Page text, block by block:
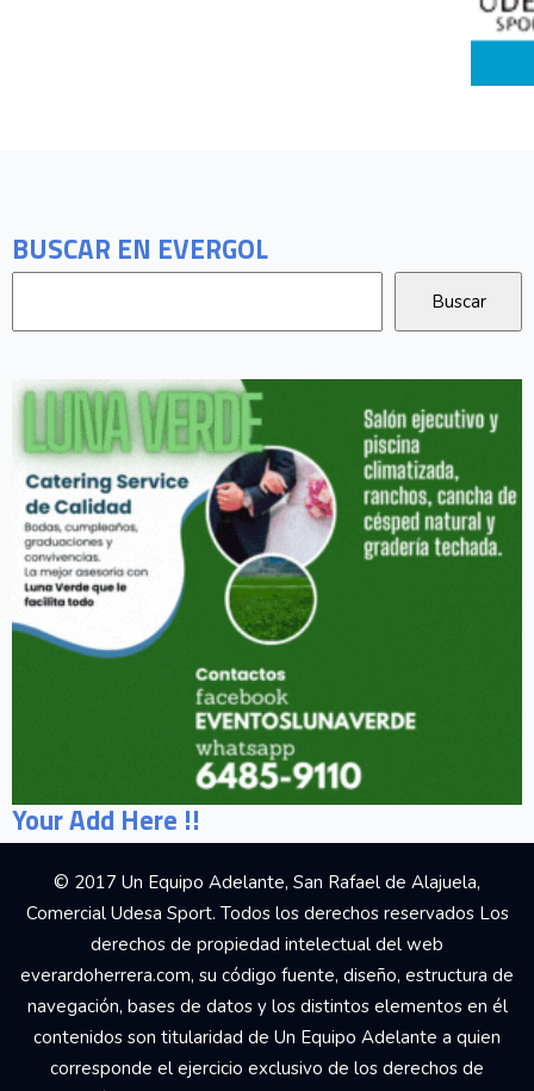
BUSCAR EN EVERGOL
Your Add Here !!
© 2017 Un Equipo Adelante, San Rafael de Alajuela,
Comercial Udesa Sport. Todos los derechos reservados Los
derechos de propiedad intelectual del web
everardoherrera.com, su código fuente, diseño, estructura de
navegación, bases de datos y los distintos elementos en él
contenidos son titularidad de Un Equipo Adelante a quien
corresponde el ejercicio exclusivo de los derechos de